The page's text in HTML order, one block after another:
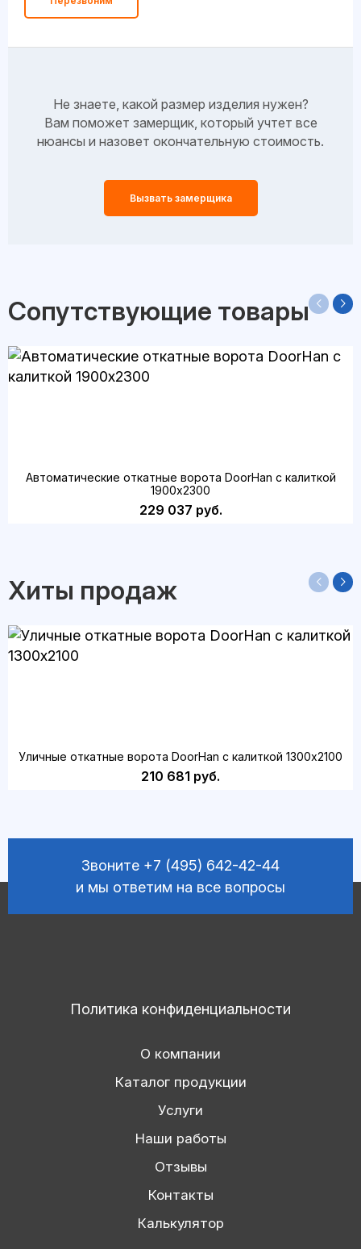
Не знаете, какой размер изделия нужен?
Вам поможет замерщик, который учтет все
нюансы и назовет окончательную стоимость.
Вызвать замерщика
Сопутствующие товары
Автоматические откатные ворота DoorHan с калиткой
1900x2300
229 037 руб.
Хиты продаж
Уличные откатные ворота DoorHan с калиткой 1300х2100
210 681 руб.
Звоните +7 (495) 642-42-44
и мы ответим на все вопросы
Политика конфиденциальности
О компании
Каталог продукции
Услуги
Наши работы
Отзывы
Контакты
Калькулятор